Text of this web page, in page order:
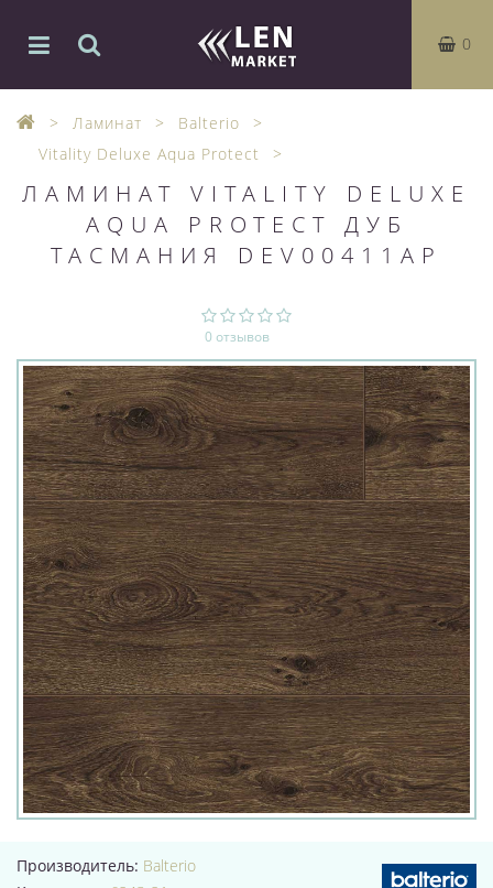
0
Ламинат
Balterio
Vitality Deluxe Aqua Protect
ЛАМИНАТ VITALITY DELUXE
AQUA PROTECT ДУБ
ТАСМАНИЯ DEV00411AP
0 отзывов
Производитель: Balterio